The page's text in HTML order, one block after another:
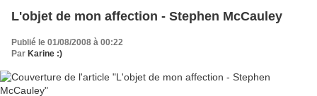
L'objet de mon affection - Stephen McCauley
Publié le 01/08/2008 à 00:22
Par Karine :)